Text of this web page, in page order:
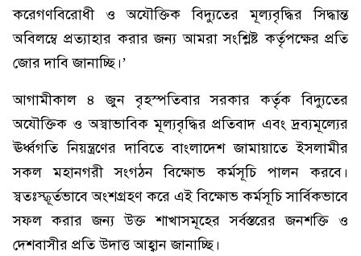
করেগণবিরোধী ও অযৌক্তিক বিদ্যুতের মূল্যবৃদ্ধির সিদ্ধান্ত
অবিলম্বে প্রত্যাহার করার জন্য আমরা সংশ্লিষ্ট কর্তৃপক্ষের প্রতি
জোর দাবি জানাচ্ছি।’
আগামীকাল ৪ জুন বৃহস্পতিবার সরকার কর্তৃক বিদ্যুতের
অযৌক্তিক ও অস্বাভাবিক মূল্যবৃদ্ধির প্রতিবাদ এবং দ্রব্যমূল্যের
ঊর্ধ্বগতি নিয়ন্ত্রণের দাবিতে বাংলাদেশ জামায়াতে ইসলামীর
সকল মহানগরী সংগঠন বিক্ষোভ কর্মসূচি পালন করবে।
স্বতঃস্ফূর্তভাবে অংশগ্রহণ করে এই বিক্ষোভ কর্মসূচি সার্বিকভাবে
সফল করার জন্য উক্ত শাখাসমূহের সর্বস্তরের জনশক্তি ও
দেশবাসীর প্রতি উদাত্ত আহ্বান জানাচ্ছি।